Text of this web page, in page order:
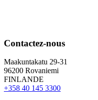
Contactez-nous
Maakuntakatu 29-31
96200 Rovaniemi
FINLANDE
+358 40 145 3300